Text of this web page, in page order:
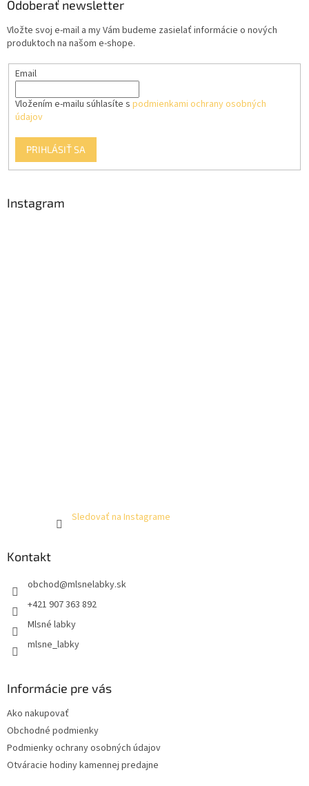
Odoberať newsletter
Vložte svoj e-mail a my Vám budeme zasielať informácie o nových
produktoch na našom e-shope.
Email
Vložením e-mailu súhlasíte s podmienkami ochrany osobných
údajov
PRIHLÁSIŤ SA
Instagram
Sledovať na Instagrame
Kontakt
obchod@mlsnelabky.sk
+421 907 363 892
Mlsné labky
mlsne_labky
Informácie pre vás
Ako nakupovať
Obchodné podmienky
Podmienky ochrany osobných údajov
Otváracie hodiny kamennej predajne